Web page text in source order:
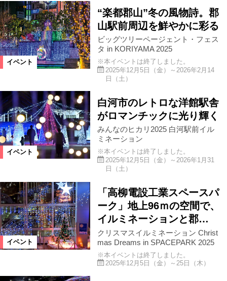
イベント
“楽都郡山”冬の風物詩。郡
山駅前周辺を鮮やかに彩る
ビッグツリーページェント・フェス
タ in KORIYAMA 2025
※本イベントは終了しました。
2025年12月5日（金）～2026年2月14
日（土）
イベント
白河市のレトロな洋館駅舎
がロマンチックに光り輝く
みんなのヒカリ2025 白河駅前イル
ミネーション
※本イベントは終了しました。
2025年12月5日（金）～2026年1月31
日（土）
イベント
「高柳電設工業スペースパ
ーク」地上96ｍの空間で、
イルミネーションと郡…
クリスマスイルミネーション Christ
mas Dreams in SPACEPARK 2025
※本イベントは終了しました。
2025年12月5日（金）～25日（木）